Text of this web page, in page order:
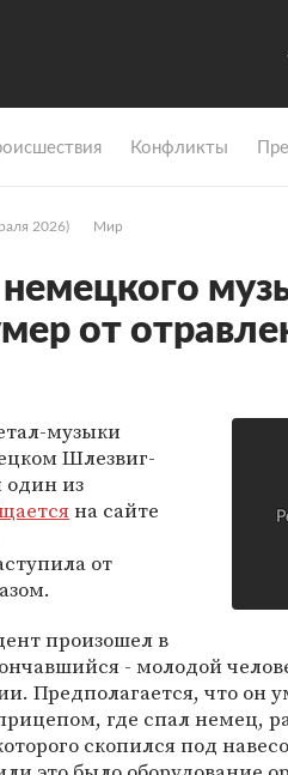
Конфликты
2026) Мир
от
музыки
Шлезвиг-
один из
на сайте
от
произошел в
- молодой
Предполагается, что он
где спал немец,
скопился под